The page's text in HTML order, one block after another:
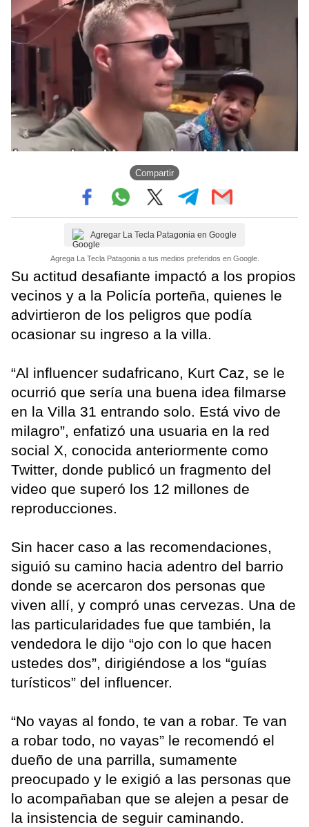
Compartir
Agregar La Tecla Patagonia en Google
Agrega La Tecla Patagonia a tus medios preferidos en Google.
Su actitud desafiante impactó a los propios
vecinos y a la Policía porteña, quienes le
advirtieron de los peligros que podía
ocasionar su ingreso a la villa.
“Al influencer sudafricano, Kurt Caz, se le
ocurrió que sería una buena idea filmarse
en la Villa 31 entrando solo. Está vivo de
milagro”, enfatizó una usuaria en la red
social X, conocida anteriormente como
Twitter, donde publicó un fragmento del
video que superó los 12 millones de
reproducciones.
Sin hacer caso a las recomendaciones,
siguió su camino hacia adentro del barrio
donde se acercaron dos personas que
viven allí, y compró unas cervezas. Una de
las particularidades fue que también, la
vendedora le dijo “ojo con lo que hacen
ustedes dos”, dirigiéndose a los “guías
turísticos” del influencer.
“No vayas al fondo, te van a robar. Te van
a robar todo, no vayas” le recomendó el
dueño de una parrilla, sumamente
preocupado y le exigió a las personas que
lo acompañaban que se alejen a pesar de
la insistencia de seguir caminando.